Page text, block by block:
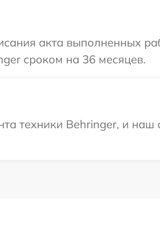
акта выполненных
сроком на 36 месяцев.
техники Behringer, и наш